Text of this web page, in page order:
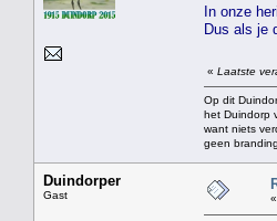
In onze
Dus als je
« Laatste
Op dit
het Duindorp
want niets
geen
Duindorper
Gast «